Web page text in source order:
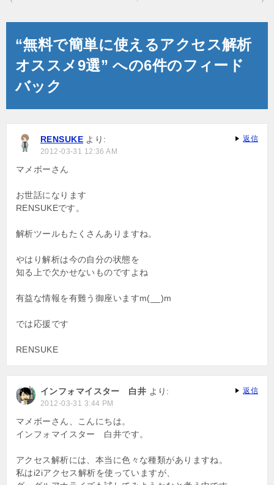
ゲ
ー
ョ
“無料で簡単に使えるアクセス解析
オススメ9選” への6件のフィード
バック
RENSUKE より:
2012-03-31 12:36 AM
マメボーさん
お世話になります
RENSUKEです。
解析ツールもたくさんありますね。
やはり解析は今の自分の状態を
知る上で欠かせないものですよね
有益な情報を有難う御座いますm(__)m
では応援です
RENSUKE
返信
インフォマイスター 白井 より:
2012-03-31 3:44 PM
マメボーさん、こんにちは。
インフォマイスター 白井です。
アクセス解析には、本当に色々な種類がありますね。
私はi2iアクセス解析を使っていますが、
返信